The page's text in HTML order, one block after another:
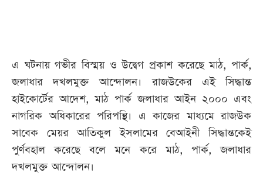
এ ঘটনায় গভীর বিস্ময় ও উদ্বেগ প্রকাশ করেছে মাঠ, পার্ক,
জলাধার দখলমুক্ত আন্দোলন। রাজউকের এই সিদ্ধান্ত
হাইকোর্টের আদেশ, মাঠ পার্ক জলাধার আইন ২০০০ এবং
নাগরিক অধিকারের পরিপন্থি। এ কাজের মাধ্যমে রাজউক
সাবেক মেয়র আতিকুল ইসলামের বেআইনী সিদ্ধান্তকেই
পুর্ণবহাল করেছে বলে মনে করে মাঠ, পার্ক, জলাধার
দখলমুক্ত আন্দোলন।